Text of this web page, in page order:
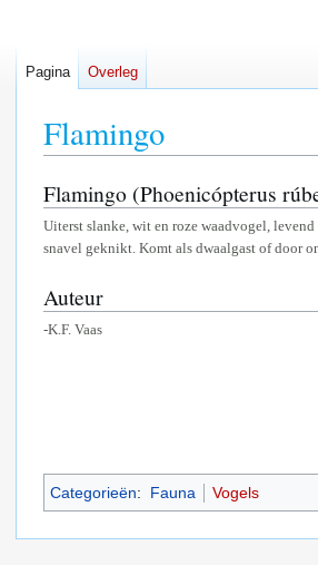
Flamingo
Naar
navigatie
Naar
zoeken
Flamingo (Phoenicópterus
Uiterst slanke, wit en roze waadvogel,
snavel geknikt. Komt als dwaalgast of door
Auteur
-K.F. Vaas
Categorieën: Fauna Vogels
Pagina Overleg